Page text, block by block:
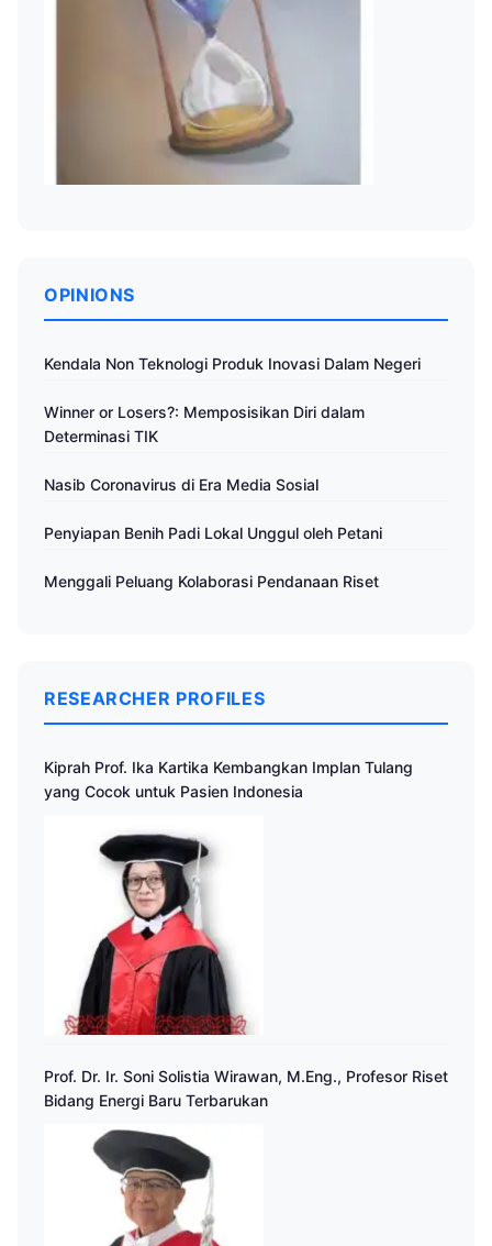
OPINIONS
Kendala Non Teknologi Produk Inovasi Dalam Negeri
Winner or Losers?: Memposisikan Diri dalam
Determinasi TIK
Nasib Coronavirus di Era Media Sosial
Penyiapan Benih Padi Lokal Unggul oleh Petani
Menggali Peluang Kolaborasi Pendanaan Riset
RESEARCHER PROFILES
Kiprah Prof. Ika Kartika Kembangkan Implan Tulang
yang Cocok untuk Pasien Indonesia
Prof. Dr. Ir. Soni Solistia Wirawan, M.Eng., Profesor Riset
Bidang Energi Baru Terbarukan